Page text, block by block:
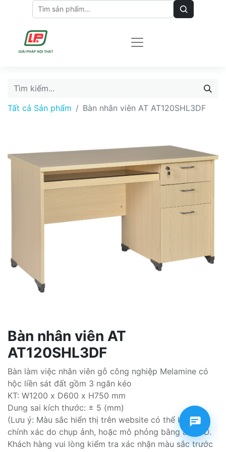
Tất cả Sản phẩm Bàn nhân viên AT AT120SHL3DF
Bàn nhân viên AT
AT120SHL3DF
Bàn làm việc nhân viên gỗ công nghiệp Melamine có
hộc liền sát đất gồm 3 ngăn kéo
KT: W1200 x D600 x H750 mm
Dung sai kích thước: ± 5 (mm)
(Lưu ý: Màu sắc hiển thị trên website có thể không
chính xác do chụp ảnh, hoặc mô phỏng bằng ảnh 3D.
Khách hàng vui lòng kiểm tra xác nhận màu sắc trước